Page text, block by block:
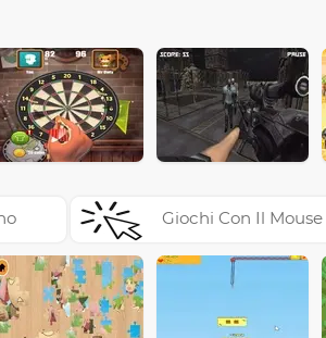
Giochi Con Il Mouse